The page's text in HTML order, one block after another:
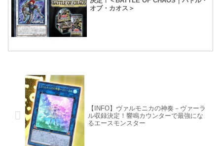
オブ・カオス＞
【INFO】ヴァルモニカの神奏－ヴァーラ
ル収録決定！響鳴カウンターで最強にな
るエースモンスター